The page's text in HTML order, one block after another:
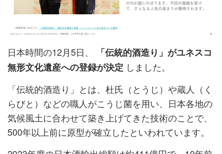
日本時間の12月5日、
「伝統的酒造り」がユネスコ
無形文化遺産への登録が決定 しました。
「伝統的酒造り」とは、杜氏（とうじ）や蔵人（く
らびと）などの職人がこうじ菌を用い、日本各地の
気候風土に合わせて築き上げてきた技術のことで、
500年以上前に原型が確立したといわれています。